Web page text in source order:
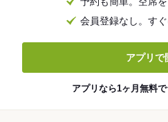
会員登録なし。す
アプリで
アプリなら1ヶ月無料